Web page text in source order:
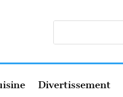
Divertissement